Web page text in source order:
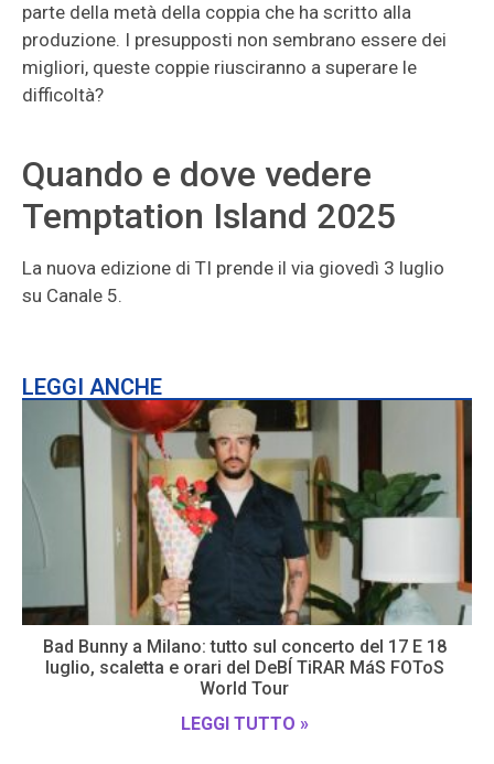
parte della metà della coppia che ha scritto alla
produzione. I presupposti non sembrano essere dei
migliori, queste coppie riusciranno a superare le
difficoltà?
Quando e dove vedere
Temptation Island 2025
La nuova edizione di TI prende il via giovedì 3 luglio
su Canale 5.
LEGGI ANCHE
Bad Bunny a Milano: tutto sul concerto del 17 E 18
luglio, scaletta e orari del DeBÍ TiRAR MáS FOToS
World Tour
LEGGI TUTTO »